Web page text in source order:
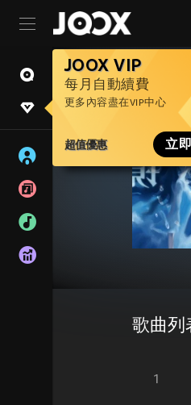
JOOX VIP
每月自動續費
更多內容盡在VIP中心
超值優惠 立
歌曲列
1